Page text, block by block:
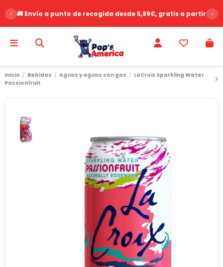
‹ 🚚 Envío a punto de recogida desde 5,99€, gratis a partir de
›
Inicio Bebidas Aguas y aguas con gas
LaCroix Sparkling Water
Passionfruit